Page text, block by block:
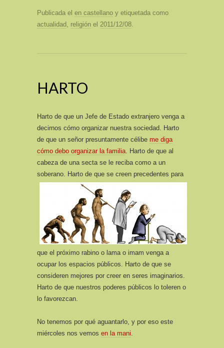
Publicada el en castellano y etiquetada como
actualidad, religión el 2011/12/08.
HARTO
Harto de que un Jefe de Estado extranjero venga a
decirnos cómo organizar nuestra sociedad. Harto
de que un señor presuntamente célibe me diga
cómo debo organizar la familia. Harto de que al
cabeza de una secta se le reciba como a un
soberano. Harto de que se creen precedentes para
que el próximo rabino o lama o imam venga a
ocupar los espacios públicos. Harto de que se
consideren mejores por creer en seres imaginarios.
Harto de que nuestros poderes públicos lo toleren o
lo favorezcan.
No tenemos por qué aguantarlo, y por eso este
miércoles nos vemos en la mani.